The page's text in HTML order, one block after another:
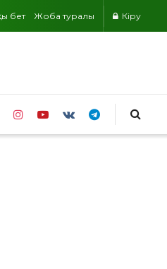
бет Жоба туралы Кіру